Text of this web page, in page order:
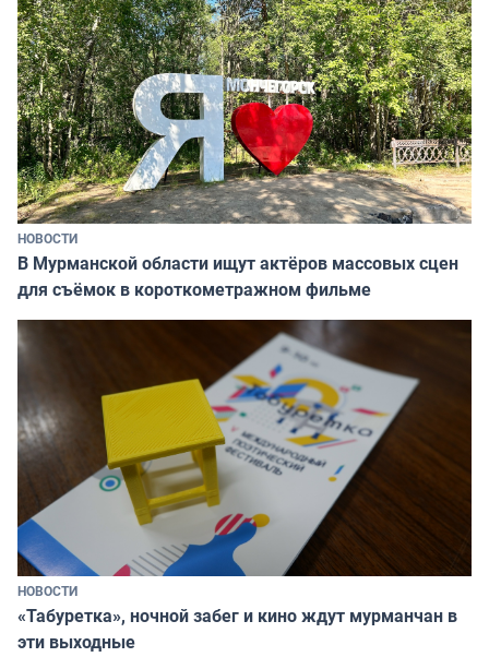
НОВОСТИ
В Мурманской области ищут актёров массовых сцен
для съёмок в короткометражном фильме
НОВОСТИ
«Табуретка», ночной забег и кино ждут мурманчан в
эти выходные